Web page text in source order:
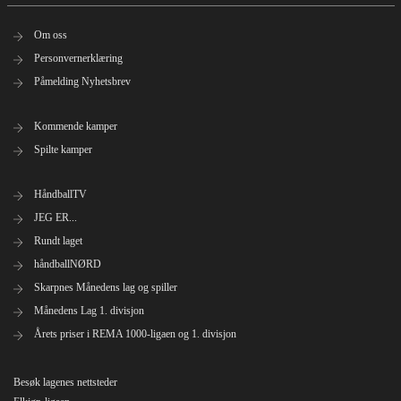
Om oss
Personvernerklæring
Påmelding Nyhetsbrev
Kommende kamper
Spilte kamper
HåndballTV
JEG ER...
Rundt laget
håndballNØRD
Skarpnes Månedens lag og spiller
Månedens Lag 1. divisjon
Årets priser i REMA 1000-ligaen og 1. divisjon
Besøk lagenes nettsteder